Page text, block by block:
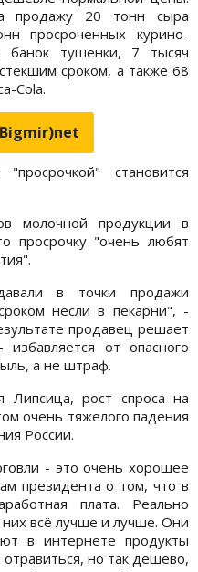
продажу 20 тонн сыра
просроченных курино-
банок тушенки, 7 тысяч
сроком, а также 68
Cola.
становится
молочной продукции в
просрочку "очень любят
в точки продажи
несли в пекарни", -
продавец решает
от опасного
а не штраф.
Липсица, рост спроса на
очень тяжелого падения
России.
- это очень хорошее
президента о том, что в
плата. Реально
всё лучше и лучше. Они
в интернете продукты
но так дешево,